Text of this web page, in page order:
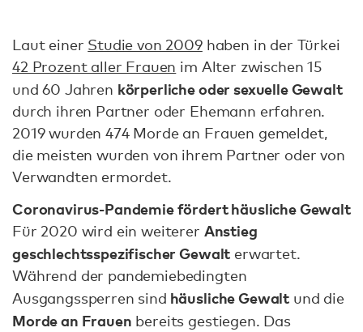
Laut einer Studie von 2009haben in der Türkei
42 Prozent aller Frauen im Alter zwischen 15
und 60 Jahren körperliche oder sexuelle Gewalt
durch ihren Partner oder Ehemann erfahren.
2019 wurden 474 Morde an Frauen gemeldet,
die meisten wurden von ihrem Partner oder von
Verwandten ermordet.
Coronavirus-Pandemie fördert häusliche Gewalt
Für 2020 wird ein weiterer Anstieg
geschlechtsspezifischer Gewalt erwartet.
Während der pandemiebedingten
Ausgangssperren sind häusliche Gewalt und die
Morde an Frauen bereits gestiegen. Das